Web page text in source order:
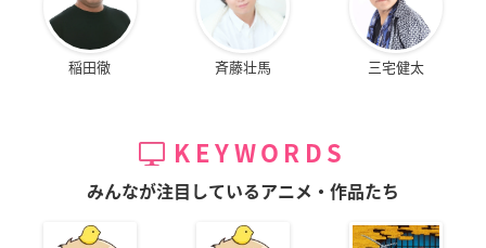
稲田徹 斉藤壮馬 三宅健太
KEYWORDS
みんなが注目しているアニメ・作品たち